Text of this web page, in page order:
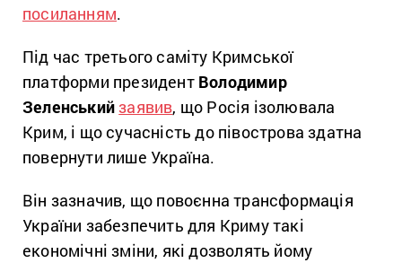
посиланням.
Під час третього саміту Кримської
платформи президентВолодимир
Зеленськийзаявив, що Росія ізолювала
Крим, і що сучасність до півострова здатна
повернути лише Україна.
Він зазначив, що повоєнна трансформація
України забезпечить для Криму такі
економічні зміни, які дозволять йому